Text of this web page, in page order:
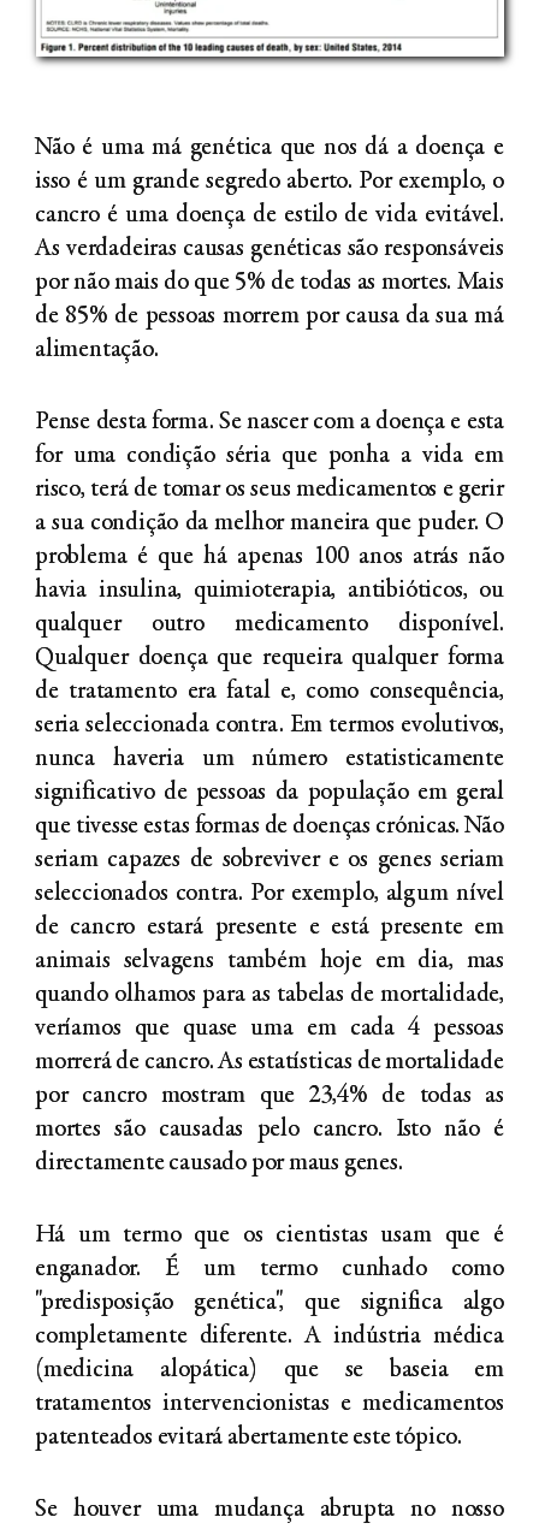
Não é uma má genética que nos dá a doença e
isso é um grande segredo aberto. Por exemplo, o
cancro é uma doença de estilo de vida evitável.
As verdadeiras causas genéticas são responsáveis
por não mais do que 5% de todas as mortes. Mais
de 85% de pessoas morrem por causa da sua má
alimentação.
Pense desta forma. Se nascer com a doença e esta
for uma condição séria que ponha a vida em
risco, terá de tomar os seus medicamentos e gerir
a sua condição da melhor maneira que puder. O
problema é que há apenas 100 anos atrás não
havia insulina, quimioterapia, antibióticos, ou
qualquer outro medicamento disponível.
Qualquer doença que requeira qualquer forma
de tratamento era fatal e, como consequência,
seria seleccionada contra. Em termos evolutivos,
nunca haveria um número estatisticamente
significativo de pessoas da população em geral
que tivesse estas formas de doenças crónicas. Não
seriam capazes de sobreviver e os genes seriam
seleccionados contra. Por exemplo, algum nível
de cancro estará presente e está presente em
animais selvagens também hoje em dia, mas
quando olhamos para as tabelas de mortalidade,
veríamos que quase uma em cada 4 pessoas
morrerá de cancro. As estatísticas de mortalidade
por cancro mostram que 23,4% de todas as
mortes são causadas pelo cancro. Isto não é
directamente causado por maus genes.
Há um termo que os cientistas usam que é
enganador. É um termo cunhado como
"predisposição genética", que significa algo
completamente diferente. A indústria médica
(medicina alopática) que se baseia em
tratamentos intervencionistas e medicamentos
patenteados evitará abertamente este tópico.
Se houver uma mudança abrupta no nosso